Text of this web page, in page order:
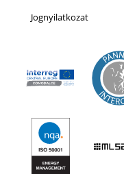
Jognyilatkozat